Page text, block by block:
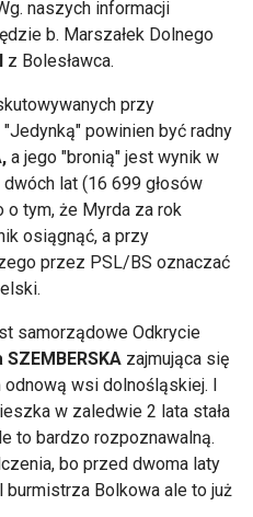
naszych informacji
b. Marszałek Dolnego
z Bolesławca.
przy
powinien być radny
a jego "bronią" jest wynik w
lat (16 699 głosów
o tym, że Myrda za rok
osiągnąć, a przy
przez PSL/BS oznaczać
samorządowe Odkrycie
zajmująca się
wsi dolnośląskiej. I
w zaledwie 2 lata stała
to bardzo rozpoznawalną.
bo przed dwoma laty
Bolkowa ale to już